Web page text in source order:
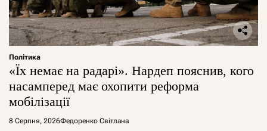
Політика
«Їх немає на радарі». Нардеп пояснив, кого
насамперед має охопити реформа
мобілізації
8 Серпня, 2026Федоренко Світлана